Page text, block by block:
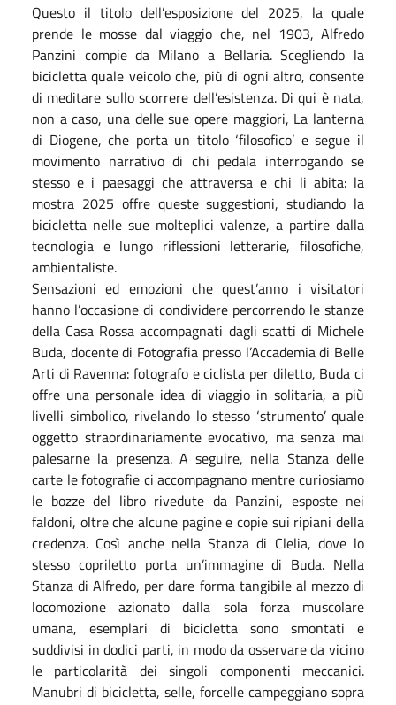
Questo il titolo dell’esposizione del 2025, la quale
prende le mosse dal viaggio che, nel 1903, Alfredo
Panzini compie da Milano a Bellaria. Scegliendo la
bicicletta quale veicolo che, più di ogni altro, consente
di meditare sullo scorrere dell’esistenza. Di qui è nata,
non a caso, una delle sue opere maggiori, La lanterna
di Diogene, che porta un titolo ‘filosofico’ e segue il
movimento narrativo di chi pedala interrogando se
stesso e i paesaggi che attraversa e chi li abita: la
mostra 2025 offre queste suggestioni, studiando la
bicicletta nelle sue molteplici valenze, a partire dalla
tecnologia e lungo riflessioni letterarie, filosofiche,
ambientaliste.
Sensazioni ed emozioni che quest’anno i visitatori
hanno l’occasione di condividere percorrendo le stanze
della Casa Rossa accompagnati dagli scatti di Michele
Buda, docente di Fotografia presso l’Accademia di Belle
Arti di Ravenna: fotografo e ciclista per diletto, Buda ci
offre una personale idea di viaggio in solitaria, a più
livelli simbolico, rivelando lo stesso ‘strumento’ quale
oggetto straordinariamente evocativo, ma senza mai
palesarne la presenza. A seguire, nella Stanza delle
carte le fotografie ci accompagnano mentre curiosiamo
le bozze del libro rivedute da Panzini, esposte nei
faldoni, oltre che alcune pagine e copie sui ripiani della
credenza. Così anche nella Stanza di Clelia, dove lo
stesso copriletto porta un’immagine di Buda. Nella
Stanza di Alfredo, per dare forma tangibile al mezzo di
locomozione azionato dalla sola forza muscolare
umana, esemplari di bicicletta sono smontati e
suddivisi in dodici parti, in modo da osservare da vicino
le particolarità dei singoli componenti meccanici.
Manubri di bicicletta, selle, forcelle campeggiano sopra